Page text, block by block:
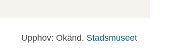
Upphov: Okänd. Stadsmuseet